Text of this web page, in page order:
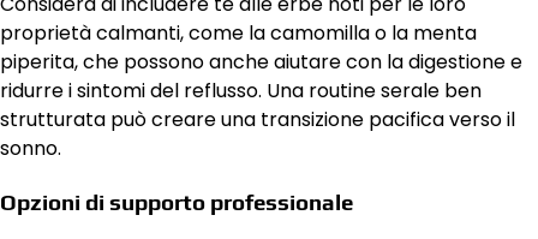
proprietà calmanti, come la camomilla o la menta
piperita, che possono anche aiutare con la digestione e
ridurre i sintomi del reflusso. Una routine serale ben
strutturata può creare una transizione pacifica verso il
sonno.
Opzioni di supporto professionale